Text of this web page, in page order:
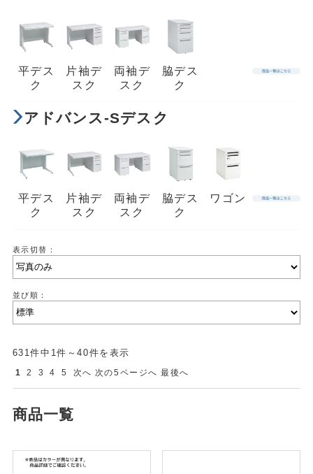
平デス
ク
片袖デ
スク
両袖デ
スク
脇デス
ク
アドバンス-Sデスク
平デス
ク
片袖デ
スク
両袖デ
スク
脇デス
ク
ワゴン
表示切替：
並び順：
631件中1件～40件を表示
1 2 3 4 5 次へ 次の5ページへ 最後へ
商品一覧